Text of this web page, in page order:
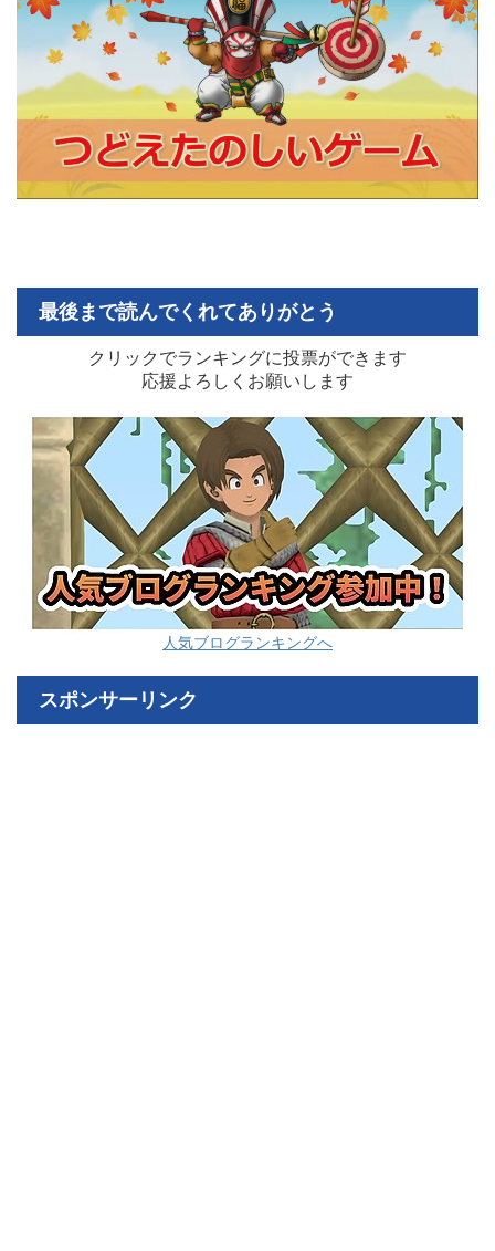
最後まで読んでくれてありがとう
クリックでランキングに投票ができます
応援よろしくお願いします
人気ブログランキングへ
スポンサーリンク